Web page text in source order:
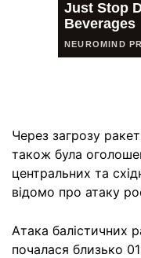
Через загрозу
також була
центральних та
відомо про атаку
Атака балістичних
почалася близько